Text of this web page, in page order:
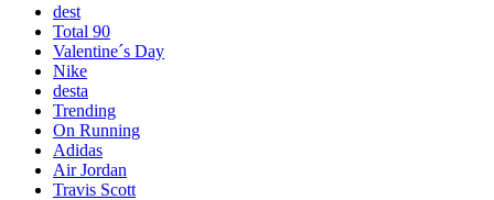
dest
Total 90
Valentine´s Day
Nike
desta
Trending
On Running
Adidas
Air Jordan
Travis Scott